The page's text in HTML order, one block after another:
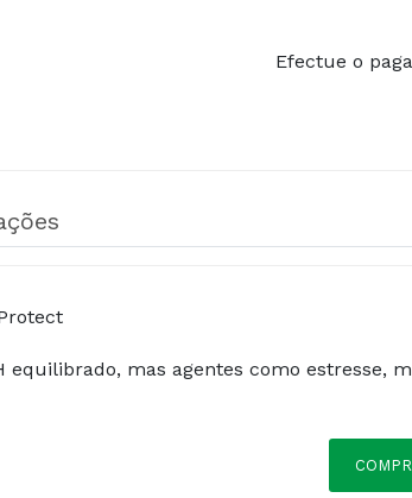
Efectue o
equilibrado, mas agentes como